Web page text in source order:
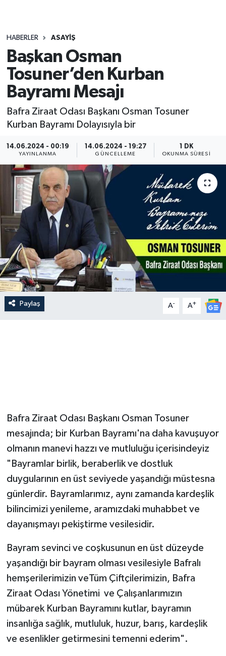
HABERLER ASAYIŞ
Başkan Osman
Tosuner’den Kurban
Bayramı Mesajı
Bafra Ziraat Odası Başkanı Osman Tosuner
Kurban Bayramı Dolayısıyla bir
14.06.2024 - 00:19
YAYINLANMA
14.06.2024 - 19:27
GÜNCELLEME
1 DK
OKUNMA SÜRESI
Paylaş A- A+
Bafra Ziraat Odası Başkanı Osman Tosuner
mesajında; bir Kurban Bayramı'na daha kavuşuyor
olmanın manevi hazzı ve mutluluğu içerisindeyiz
"Bayramlar birlik, beraberlik ve dostluk
duygularının en üst seviyede yaşandığı müstesna
günlerdir. Bayramlarımız, aynı zamanda kardeşlik
bilincimizi yenileme, aramızdaki muhabbet ve
dayanışmayı pekiştirme vesilesidir.
Bayram sevinci ve coşkusunun en üst düzeyde
yaşandığı bir bayram olması vesilesiyle Bafralı
hemşerilerimizin veTüm Çiftçilerimizin, Bafra
Ziraat Odası Yönetimi ve Çalışanlarımızın
mübarek Kurban Bayramını kutlar, bayramın
insanlığa sağlık, mutluluk, huzur, barış, kardeşlik
ve esenlikler getirmesini temenni ederim".